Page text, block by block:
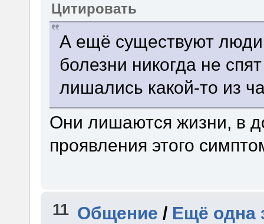
Цитировать
А ещё существуют
болезни никогда не
лишались какой-то из
Они лишаются жизни, в
проявления этого
11 Общение / Ещё одна